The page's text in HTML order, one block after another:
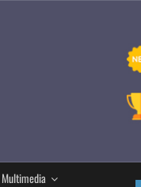
Multimedia